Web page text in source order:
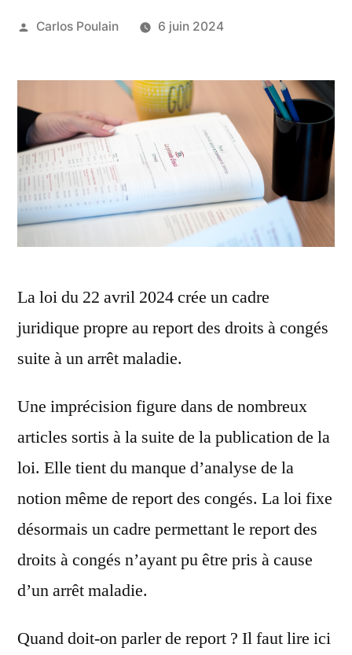
Publié
Carlos Poulain 6 juin 2024
La loi du 22 avril 2024 crée un cadre
juridique propre au report des droits à congés
suite à un arrêt maladie.
Une imprécision figure dans de nombreux
articles sortis à la suite de la publication de la
loi. Elle tient du manque d’analyse de la
notion même de report des congés. La loi fixe
désormais un cadre permettant le report des
droits à congés n’ayant pu être pris à cause
d’un arrêt maladie.
Quand doit-on parler de report ? Il faut lire ici